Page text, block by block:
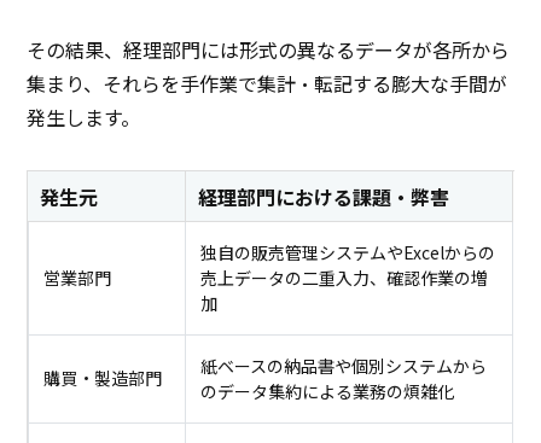
その結果、経理部門には形式の異なるデータが各所から
集まり、それらを手作業で集計・転記する膨大な手間が
発生します。
発生元 経理部門における課題・弊害
営業部門
独自の販売管理システムやExcelからの
売上データの二重入力、確認作業の増
加
購買・製造部門
紙ベースの納品書や個別システムから
のデータ集約による業務の煩雑化